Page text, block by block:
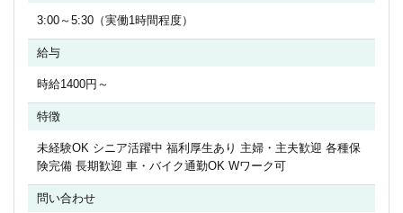
3:00～5:30（実働1時間程度）
給与
時給1400円～
特徴
未経験OK シニア活躍中 福利厚生あり 主婦・主夫歓迎 各種保
険完備 長期歓迎 車・バイク通勤OK Wワーク可
問い合わせ